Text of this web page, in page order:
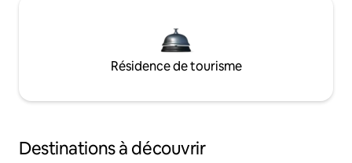
Résidence de tourisme
Destinations à découvrir